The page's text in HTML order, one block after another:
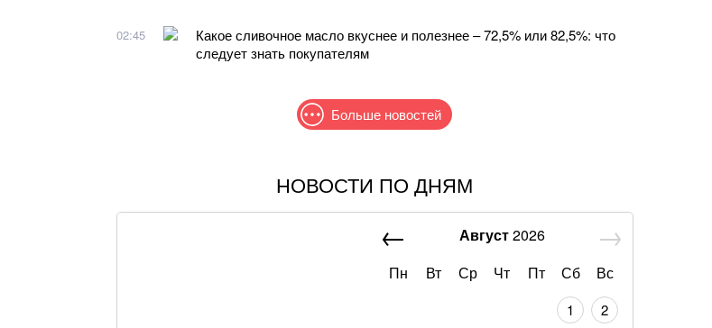
02:45
Какое сливочное масло вкуснее и полезнее – 72,5% или 82,5%: что
следует знать покупателям
Больше новостей
После атаки на турецкое судно в Черном море Анкара обратилась к
Украинцам могут выплатить сразу 10 пенсий: как получить деньги
Несмотря на опасность: Одесса стала одним из самых популярных
НОВОСТИ ПО ДНЯМ
Август2026
Пн
Вт Ср Чт Пт Сб Вс
1
2